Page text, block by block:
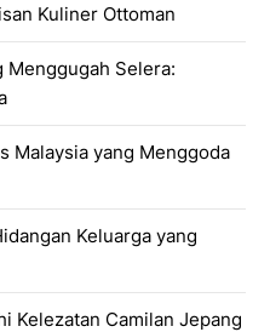
Kuliner Ottoman
Menggugah Selera:
Malaysia yang Menggoda
Keluarga yang
Kelezatan Camilan Jepang